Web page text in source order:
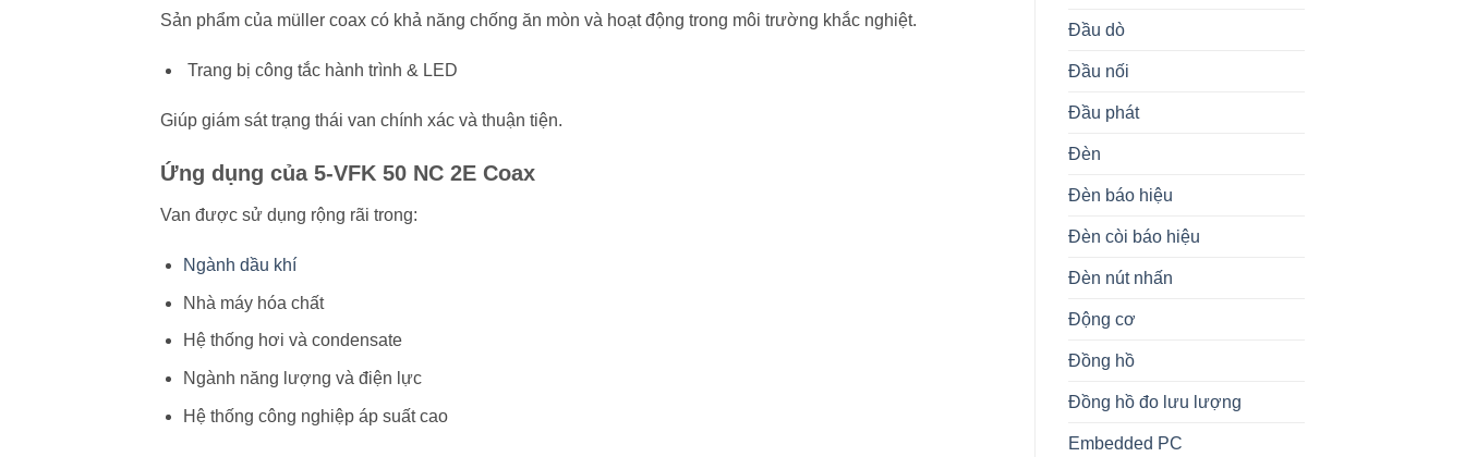
Đầu dò
Đầu nối
Đầu phát
Đèn
Đèn báo hiệu
Đèn còi báo hiệu
Đèn nút nhấn
Động cơ
Đồng hồ
Đồng hồ đo lưu lượng
Embedded PC
Sản phẩm của müller coax có khả năng chống ăn mòn và hoạt động trong môi trường khắc nghiệt.
Trang bị công tắc hành trình & LED
Giúp giám sát trạng thái van chính xác và thuận tiện.
Ứng dụng của 5-VFK 50 NC 2E Coax
Van được sử dụng rộng rãi trong:
Ngành dầu khí
Nhà máy hóa chất
Hệ thống hơi và condensate
Ngành năng lượng và điện lực
Hệ thống công nghiệp áp suất cao